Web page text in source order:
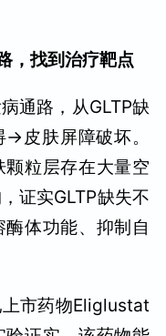
，找到治疗靶点
通路，从GLTP缺
皮肤屏障破坏。
粒层存在大量空
证实GLTP缺失不
体功能、抑制自
市药物Eliglustat